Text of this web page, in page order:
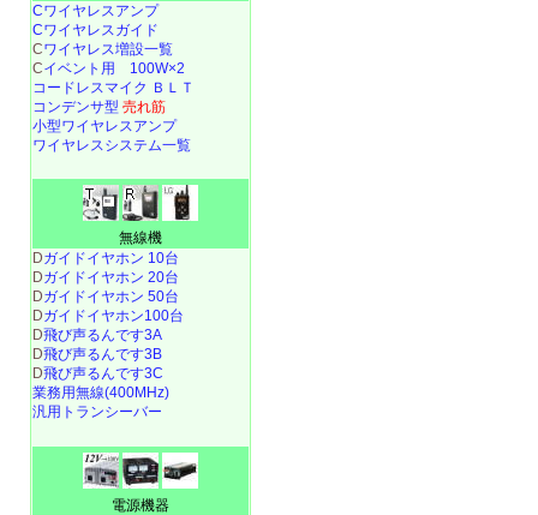
Cワイヤレスアンプ
Cワイヤレスガイド
Cワイヤレス増設一覧
Cイベント用 100W×2
コードレスマイク ＢＬＴ
コンデンサ型 売れ筋
小型ワイヤレスアンプ
ワイヤレスシステム一覧
無線機
Dガイドイヤホン 10台
Dガイドイヤホン 20台
Dガイドイヤホン 50台
Dガイドイヤホン100台
D飛び声るんです3A
D飛び声るんです3B
D飛び声るんです3C
業務用無線(400MHz)
汎用トランシーバー
電源機器